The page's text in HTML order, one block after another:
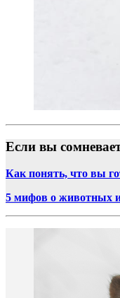
Если вы
Как понять, что вы
5 мифов о животных